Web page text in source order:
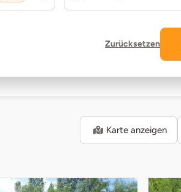
Zurücksetzen
Karte anzeigen